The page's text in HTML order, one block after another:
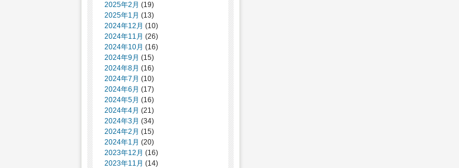
2025年2月 (19)
2025年1月 (13)
2024年12月 (10)
2024年11月 (26)
2024年10月 (16)
2024年9月 (15)
2024年8月 (16)
2024年7月 (10)
2024年6月 (17)
2024年5月 (16)
2024年4月 (21)
2024年3月 (34)
2024年2月 (15)
2024年1月 (20)
2023年12月 (16)
2023年11月 (14)